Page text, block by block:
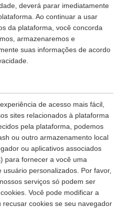
deverá parar imediatamente
Ao continuar a usar
da plataforma, você concorda
armazenaremos e
suas informações de acordo
de acesso mais fácil,
sites relacionados à plataforma
pela plataforma, podemos
ou outro armazenamento local
ou aplicativos associados
para fornecer a você uma
personalizados. Por favor,
serviços só podem ser
Você pode modificar a
recusar cookies se seu navegador